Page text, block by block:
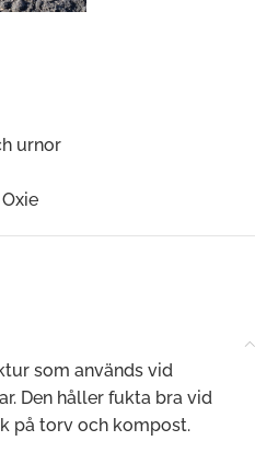
urnor
som används vid
Den håller fukta bra vid
på torv och kompost.